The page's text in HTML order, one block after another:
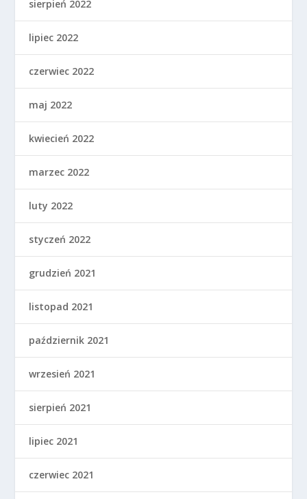
sierpień 2022
lipiec 2022
czerwiec 2022
maj 2022
kwiecień 2022
marzec 2022
luty 2022
styczeń 2022
grudzień 2021
listopad 2021
październik 2021
wrzesień 2021
sierpień 2021
lipiec 2021
czerwiec 2021